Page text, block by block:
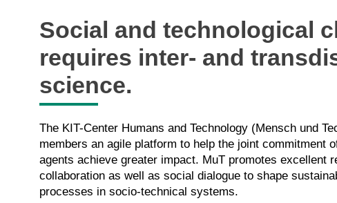
Social and technological
requires inter- and
science.
The KIT-Center Humans and Technology (Mensch und
members an agile platform to help the joint commitment
agents achieve greater impact. MuT promotes excellent
collaboration as well as social dialogue to shape
processes in socio-technical systems.